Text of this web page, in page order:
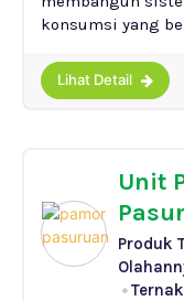
konsumsi yang
Lihat Detail
Unit
Produk